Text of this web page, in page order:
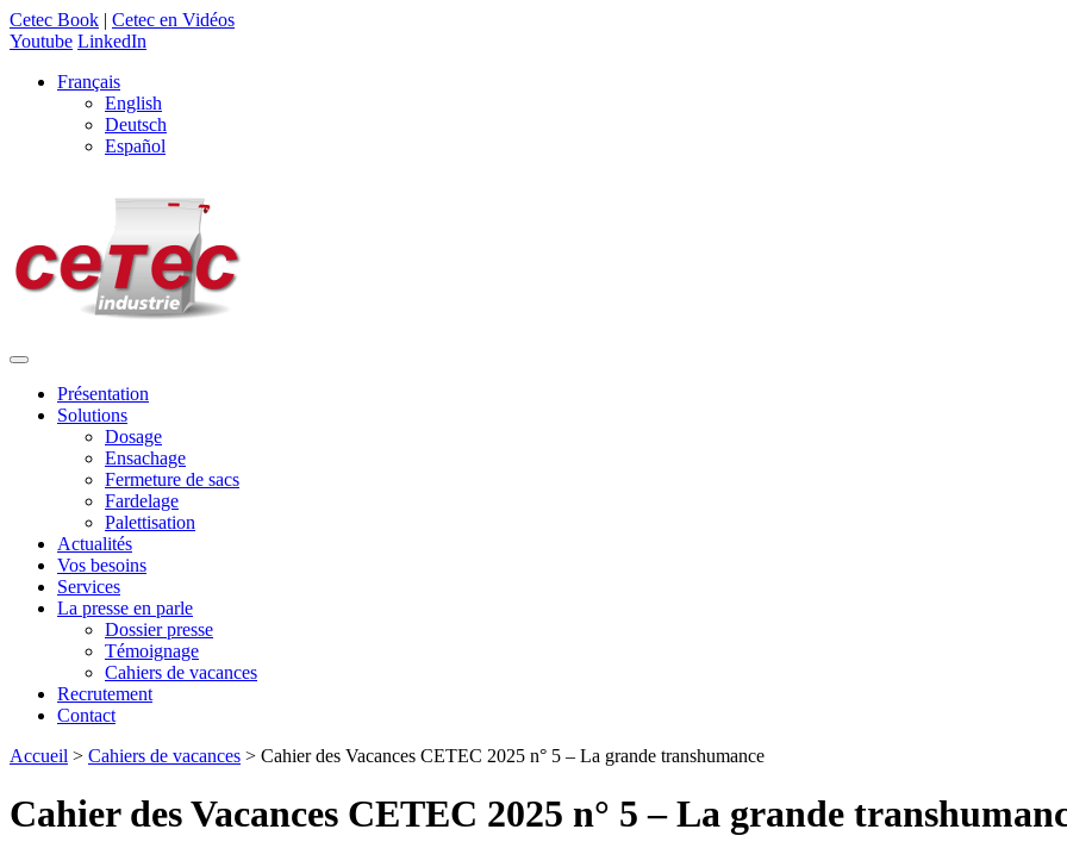
Cetec Book | Cetec en Vidéos
Youtube LinkedIn
Français
English
Deutsch
Español
Présentation
Solutions
Dosage
Ensachage
Fermeture de sacs
Fardelage
Palettisation
Actualités
Vos besoins
Services
La presse en parle
Dossier presse
Témoignage
Cahiers de vacances
Recrutement
Contact
Accueil > Cahiers de vacances > Cahier des Vacances CETEC 2025 n° 5 – La grande transhumance
Cahier des Vacances CETEC 2025 n° 5 – La grande